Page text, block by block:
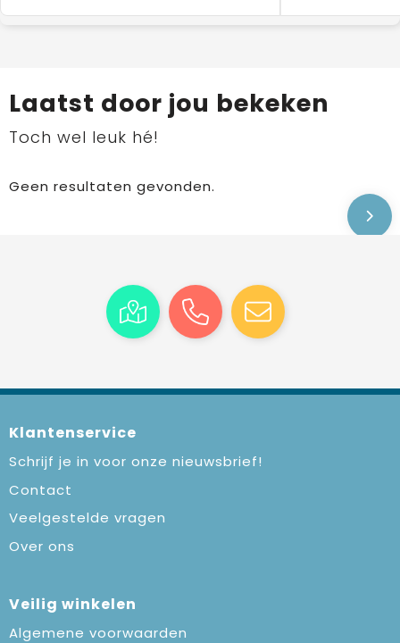
Laatst door jou bekeken
Toch wel leuk hé!
Geen resultaten gevonden.
Klantenservice
Schrijf je in voor onze nieuwsbrief!
Contact
Veelgestelde vragen
Over ons
Veilig winkelen
Algemene voorwaarden